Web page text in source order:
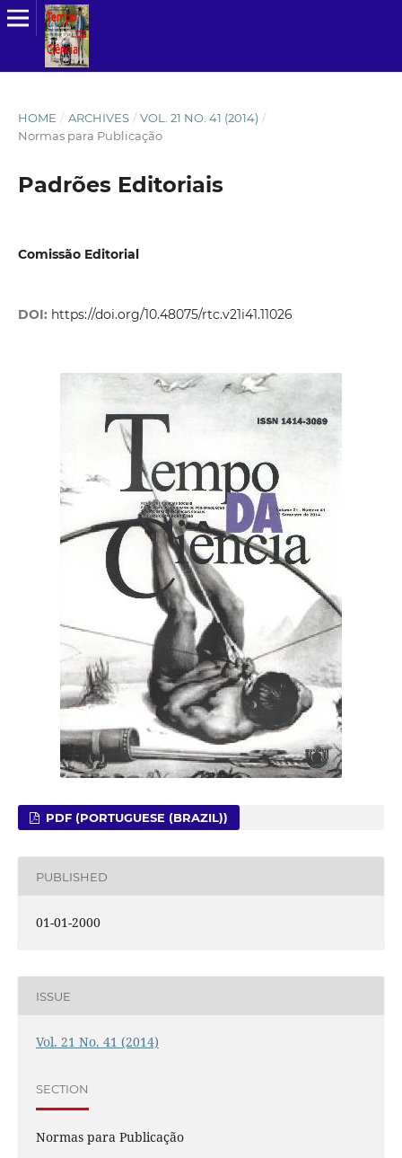
HOME / ARCHIVES / VOL. 21 NO. 41 (2014) /
Normas para Publicação
Padrões Editoriais
Comissão Editorial
DOI: https://doi.org/10.48075/rtc.v21i41.11026
PDF (PORTUGUESE (BRAZIL))
PUBLISHED
01-01-2000
ISSUE
Vol. 21 No. 41 (2014)
SECTION
Normas para Publicação